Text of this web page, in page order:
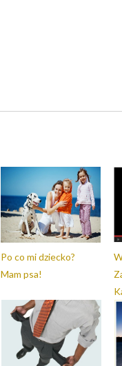
Po co mi dziecko?
Mam psa!